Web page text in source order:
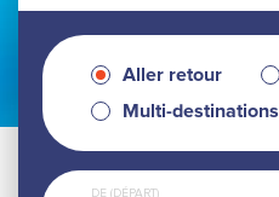
Aller retour
Multi-destinations
DE (DÉPART)